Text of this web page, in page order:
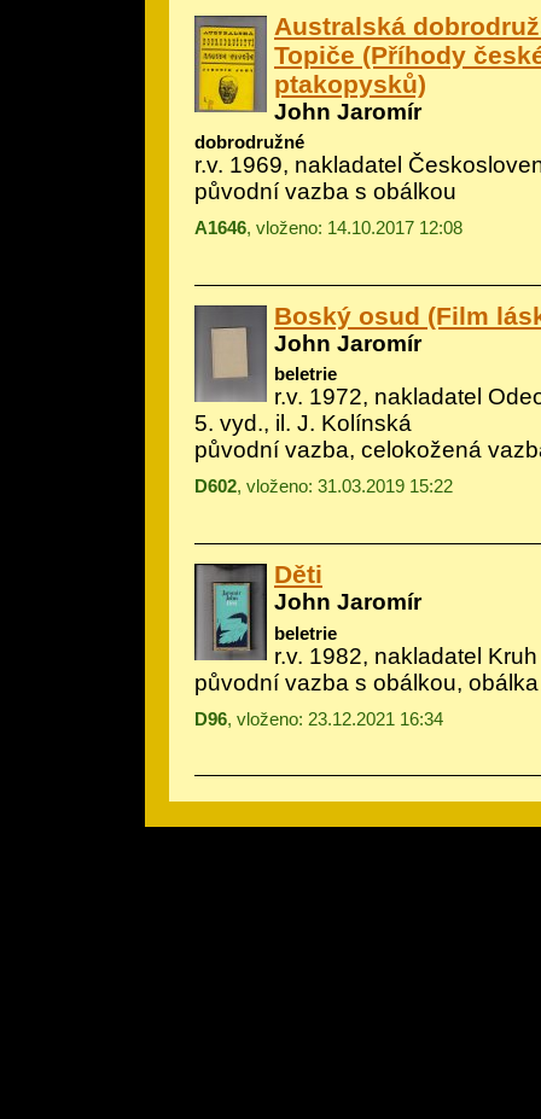
Australská
Topiče (Příhody
ptakopysků)
John Jaromír
dobrodružné
r.v. 1969, nakladatel
původní vazba s obálkou
A1646, vloženo: 14.10.2017 12:08
Boský osud (Film
John Jaromír
beletrie
r.v. 1972, nakladatel
5. vyd., il. J. Kolínská
původní vazba, celokožená
D602, vloženo: 31.03.2019 15:22
Děti
John Jaromír
beletrie
r.v. 1982, nakladatel Kruh
původní vazba s obálkou,
D96, vloženo: 23.12.2021 16:34